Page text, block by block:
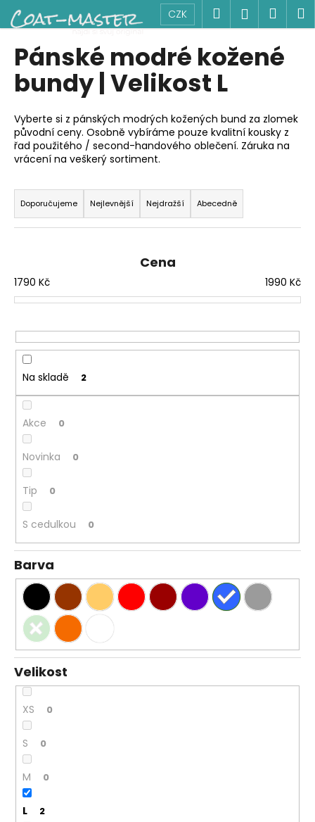
Přejít
na
obsah
CZK Hledat
Pánské modré kožené
bundy | Velikost L
Vyberte si z pánských modrých kožených bund za zlomek
původní ceny. Osobně vybíráme pouze kvalitní kousky z
řad použitého / second-handového oblečení. Záruka na
vrácení na veškerý sortiment.
Ř
a
z
í
p
o
d
u
k
ů
Doporučujeme Nejlevnější Nejdražší Abecedně
Cena
1790 Kč 1990 Kč
Na skladě 2
Akce 0
Novinka 0
Tip 0
S cedulkou 0
Barva
Velikost
XS 0
S 0
M 0
L 2
o
C
o
p
o
t
ř
e
b
u
t
e
a
j
?